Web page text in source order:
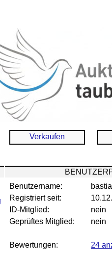
Verkaufen
Benutzername:
Registriert seit:
ID-Mitglied:
nein
Geprüftes Mitglied:
nein
Bewertungen: 24